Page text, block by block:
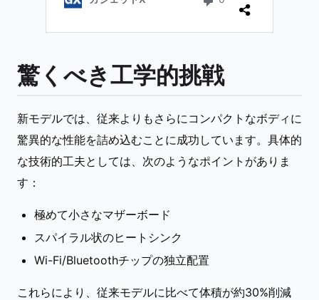
驚くべき工学的挑戦
新モデルでは、従来よりもさらにコンパクトなボディに
驚異的な性能を詰め込むことに成功しています。具体的
な技術的工夫としては、次のようなポイントがありま
す：
極めて小さなマザーボード
スパイラル状のヒートシンク
Wi-Fi/Bluetoothチップの独立配置
これらにより、従来モデルに比べて体積が約30%削減